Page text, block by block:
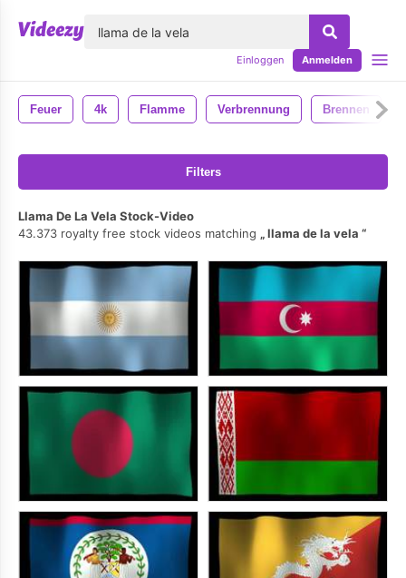
Einloggen Anmelden
Feuer 4k Flamme Verbrennung Brennen
Filters
Llama De La Vela Stock-Video
43.373 royalty free stock videos matching
llama de la vela